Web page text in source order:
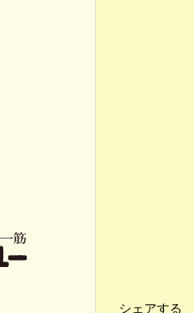
シェアする